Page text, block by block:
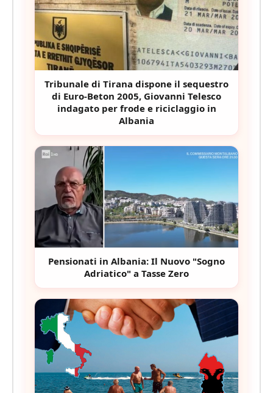
Tribunale di Tirana dispone il sequestro
di Euro-Beton 2005, Giovanni Telesco
indagato per frode e riciclaggio in
Albania
Pensionati in Albania: Il Nuovo "Sogno
Adriatico" a Tasse Zero